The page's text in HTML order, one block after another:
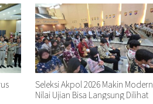
Seleksi Akpol 2026 Makin Modern,
Nilai Ujian Bisa Langsung Dilihat